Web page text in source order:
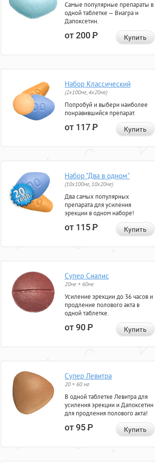
Самые популярные препараты в
одной таблетке — Виагра и
Дапоксетин.
от 200Р Купить
Набор Классический
(2x100мг, 4x20мг)
Попробуй и выбери наиболее
понравившийся препарат.
от 117Р Купить
Набор "Два в одном"
(10x100мг, 10x20мг)
Два самых популярных
препарата для усиления
эрекции в одном наборе!
от 115Р Купить
Супер Сиалис
20мг + 60мг
Усиление эрекции до 36 часов и
продление полового акта в
одной таблетке.
от 90Р Купить
Супер Левитра
20 + 60 мг
В одной таблетке Левитра для
усиления эрекции и Дапоксетин
для продления полового акта!
от 95Р Купить